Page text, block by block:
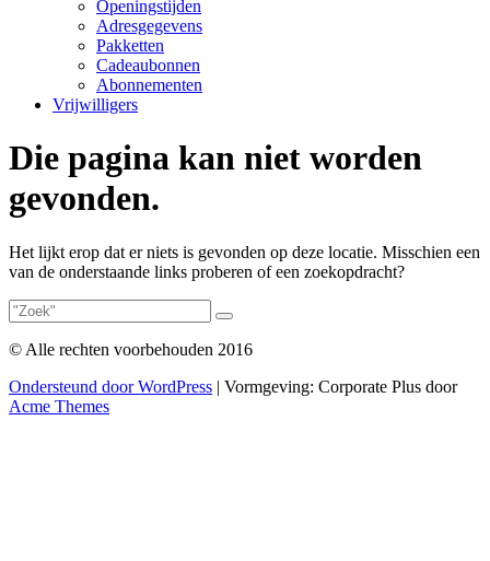
Openingstijden
Adresgegevens
Pakketten
Cadeaubonnen
Abonnementen
Vrijwilligers
Die pagina kan niet worden
gevonden.
Het lijkt erop dat er niets is gevonden op deze locatie. Misschien een
van de onderstaande links proberen of een zoekopdracht?
© Alle rechten voorbehouden 2016
Ondersteund door WordPress | Vormgeving: Corporate Plus door
Acme Themes